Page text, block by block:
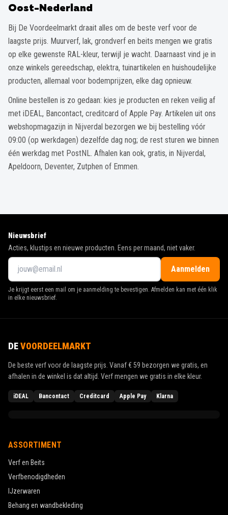
Oost-Nederland
Bij De Voordeelmarkt draait alles om de beste verf voor de
laagste prijs. Muurverf, lak, grondverf en beits mengen we gratis
op elke gewenste RAL-kleur, terwijl je wacht. Daarnaast vind je in
onze winkels gereedschap, elektra, tuinartikelen en huishoudelijke
producten, allemaal voor bodemprijzen, elke dag opnieuw.
Online bestellen is zo gedaan: kies je producten en reken veilig af
met iDEAL, Bancontact, creditcard of Apple Pay. Artikelen uit ons
webshopmagazijn in Nijverdal bezorgen we bij bestelling vóór
09:00 (op werkdagen) dezelfde dag nog; de rest sturen we binnen
één werkdag met PostNL. Afhalen kan ook, gratis, in Nijverdal,
Apeldoorn, Deventer, Zutphen of Emmen.
Nieuwsbrief
Acties, klustips en nieuwe producten. Eens per maand, niet vaker.
Aanmelden
Je krijgt eerst een mail om je aanmelding te bevestigen. Afmelden kan met één klik
in elke nieuwsbrief.
DEVOORDEELMARKT
De beste verf voor de laagste prijs. Vanaf€ 59 bezorgen we gratis, en
afhalen in de winkel is dat altijd. Verf mengen we gratis in elke kleur.
iDEAL Bancontact Creditcard Apple Pay Klarna
ASSORTIMENT
Verf en Beits
Verfbenodigdheden
IJzerwaren
Behang en wandbekleding